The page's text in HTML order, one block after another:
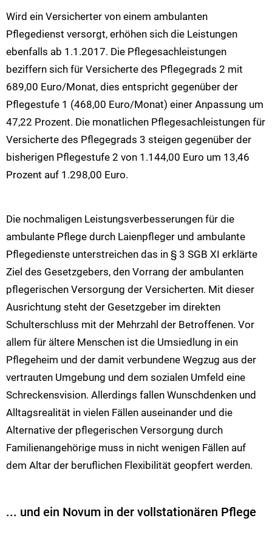
Wird ein Versicherter von einem ambulanten
Pflegedienst versorgt, erhöhen sich die Leistungen
ebenfalls ab 1.1.2017. Die Pflegesachleistungen
beziffern sich für Versicherte des Pflegegrads 2 mit
689,00 Euro/Monat, dies entspricht gegenüber der
Pflegestufe 1 (468,00 Euro/Monat) einer Anpassung um
47,22 Prozent. Die monatlichen Pflegesachleistungen für
Versicherte des Pflegegrads 3 steigen gegenüber der
bisherigen Pflegestufe 2 von 1.144,00 Euro um 13,46
Prozent auf 1.298,00 Euro.
Die nochmaligen Leistungsverbesserungen für die
ambulante Pflege durch Laienpfleger und ambulante
Pflegedienste unterstreichen das in § 3 SGB XI erklärte
Ziel des Gesetzgebers, den Vorrang der ambulanten
pflegerischen Versorgung der Versicherten. Mit dieser
Ausrichtung steht der Gesetzgeber im direkten
Schulterschluss mit der Mehrzahl der Betroffenen. Vor
allem für ältere Menschen ist die Umsiedlung in ein
Pflegeheim und der damit verbundene Wegzug aus der
vertrauten Umgebung und dem sozialen Umfeld eine
Schreckensvision. Allerdings fallen Wunschdenken und
Alltagsrealität in vielen Fällen auseinander und die
Alternative der pflegerischen Versorgung durch
Familienangehörige muss in nicht wenigen Fällen auf
dem Altar der beruflichen Flexibilität geopfert werden.
... und ein Novum in der vollstationären Pflege